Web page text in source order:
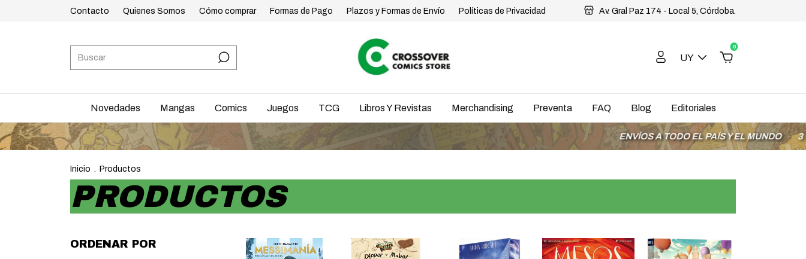
Contacto Quienes Somos Cómo comprar Formas de Pago Plazos y Formas de Envío Políticas de Privacidad Av. Gral Paz 174 - Local 5, Córdoba.
UY
0
Novedades Mangas Comics Juegos TCG Libros Y Revistas Merchandising Preventa FAQ Blog Editoriales
ENVÍOS A TODO EL PAÍS Y EL MUNDO 3 CUOTAS
Inicio . Productos
PRODUCTOS
ORDENAR POR